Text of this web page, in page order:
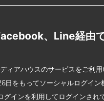
、Line経由
ィアハウスのサービスをご利
日をもってソーシャルログイン
グインを利用してログインされ